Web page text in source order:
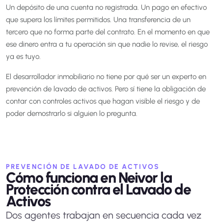
Un depósito de una cuenta no registrada. Un pago en efectivo
que supera los límites permitidos. Una transferencia de un
tercero que no forma parte del contrato. En el momento en que
ese dinero entra a tu operación sin que nadie lo revise, el riesgo
ya es tuyo.
El desarrollador inmobiliario no tiene por qué ser un experto en
prevención de lavado de activos. Pero sí tiene la obligación de
contar con controles activos que hagan visible el riesgo y de
poder demostrarlo si alguien lo pregunta.
PREVENCIÓN DE LAVADO DE ACTIVOS
Cómo funciona en Neivor la
Protección contra el Lavado de
Activos
Dos agentes trabajan en secuencia cada vez